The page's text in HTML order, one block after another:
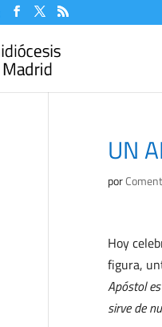
UN
por
Hoy
figura,
Apóstol
sirve de